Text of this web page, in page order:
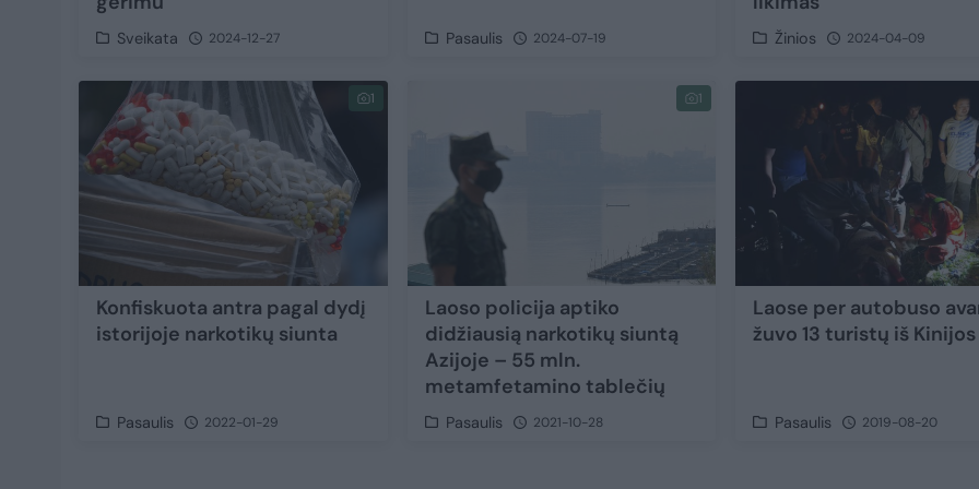
Sveikata 2024-12-27 Pasaulis 2024-07-19 Žinios 2024-04-09
1
Konfiskuota antra pagal dydį
istorijoje narkotikų siunta
Pasaulis 2022-01-29
1
Laoso policija aptiko
didžiausią narkotikų siuntą
Azijoje – 55 mln.
metamfetamino tablečių
Pasaulis 2021-10-28
Laose per autobuso
žuvo 13 turistų iš Kinijos
Pasaulis 2019-08-20